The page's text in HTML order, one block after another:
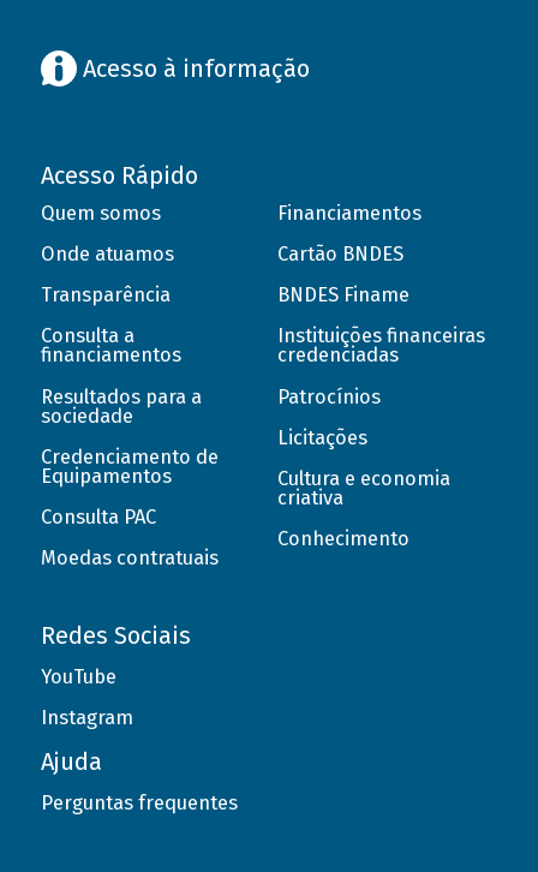
Acesso à informação
Acesso Rápido
Quem somos
Onde atuamos
Transparência
Consulta a
financiamentos
Resultados para a
sociedade
Credenciamento de
Equipamentos
Consulta PAC
Moedas contratuais
Financiamentos
Cartão BNDES
BNDES Finame
Instituições financeiras
credenciadas
Patrocínios
Licitações
Cultura e economia
criativa
Conhecimento
Redes Sociais
YouTube
Instagram
Ajuda
Perguntas frequentes